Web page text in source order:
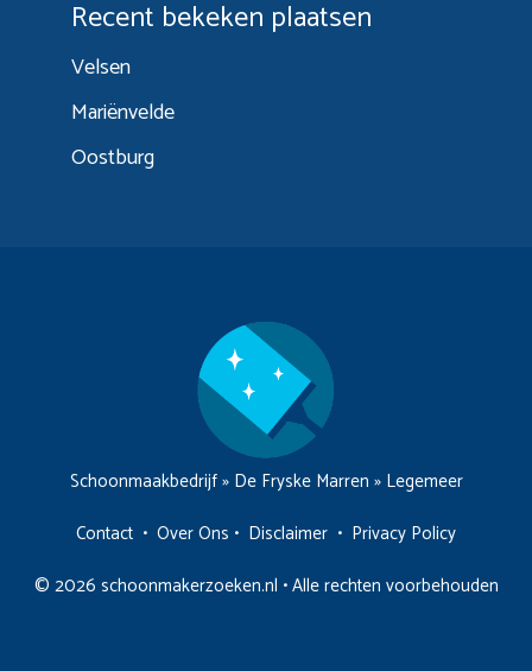
Recent bekeken plaatsen
Velsen
Mariënvelde
Oostburg
Schoonmaakbedrijf» De Fryske Marren » Legemeer
Contact • Over Ons • Disclaimer • Privacy Policy
© 2026 schoonmakerzoeken.nl • Alle rechten voorbehouden